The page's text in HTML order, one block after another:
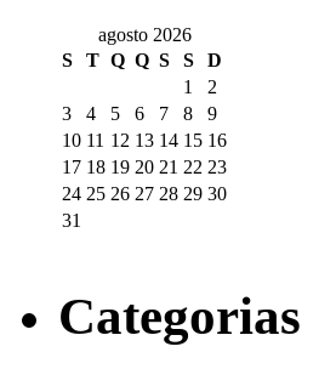
agosto 2026
S
T Q Q S S
D
1
2
3
4 5 6 7 8
9
10 11 12 13 14 15 16
17 18 19 20 21 22 23
24 25 26 27 28 29 30
31
Categorias